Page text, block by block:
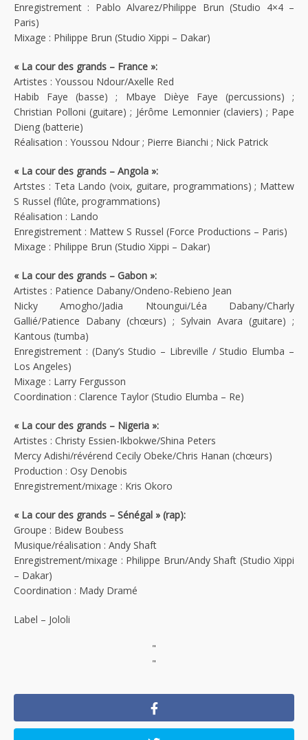
Enregistrement : Pablo Alvarez/Philippe Brun (Studio 4×4 –
Paris)
Mixage : Philippe Brun (Studio Xippi – Dakar)
« La cour des grands – France »:
Artistes : Youssou Ndour/Axelle Red
Habib Faye (basse) ; Mbaye Dièye Faye (percussions) ;
Christian Polloni (guitare) ; Jérôme Lemonnier (claviers) ; Pape
Dieng (batterie)
Réalisation : Youssou Ndour ; Pierre Bianchi ; Nick Patrick
« La cour des grands – Angola »:
Artstes : Teta Lando (voix, guitare, programmations) ; Mattew
S Russel (flûte, programmations)
Réalisation : Lando
Enregistrement : Mattew S Russel (Force Productions – Paris)
Mixage : Philippe Brun (Studio Xippi – Dakar)
« La cour des grands – Gabon »:
Artistes : Patience Dabany/Ondeno-Rebieno Jean
Nicky Amogho/Jadia Ntoungui/Léa Dabany/Charly
Gallié/Patience Dabany (chœurs) ; Sylvain Avara (guitare) ;
Kantous (tumba)
Enregistrement : (Dany’s Studio – Libreville / Studio Elumba –
Los Angeles)
Mixage : Larry Fergusson
Coordination : Clarence Taylor (Studio Elumba – Re)
« La cour des grands – Nigeria »:
Artistes : Christy Essien-Ikbokwe/Shina Peters
Mercy Adishi/révérend Cecily Obeke/Chris Hanan (chœurs)
Production : Osy Denobis
Enregistrement/mixage : Kris Okoro
« La cour des grands – Sénégal » (rap):
Groupe : Bidew Boubess
Musique/réalisation : Andy Shaft
Enregistrement/mixage : Philippe Brun/Andy Shaft (Studio Xippi
– Dakar)
Coordination : Mady Dramé
Label – Jololi
"
"